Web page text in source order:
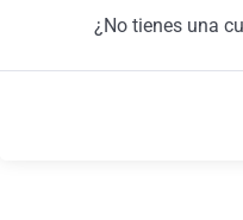
¿No tienes una